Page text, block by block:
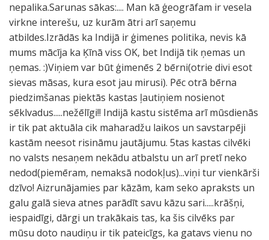
nepalika.Sarunas sākas:.... Man kā ģeogrāfam ir vesela
virkne interešu, uz kurām ātri arī saņemu
atbildes.Izrādās ka Indijā ir ģimenes politika, nevis kā
mums mācīja ka Ķīnā viss OK, bet Indijā tik ņemas un
ņemas. :)Viņiem var būt ģimenēs 2 bērni(otrie divi esot
sievas māsas, kura esot jau mirusi). Pēc otrā bērna
piedzimšanas piektās kastas ļautiņiem nosienot
sēklvadus.....nežēlīgi!! Indijā kastu sistēma arī mūsdienās
ir tik pat aktuāla cik maharadžu laikos un savstarpēji
kastām neesot risināmu jautājumu. 5tas kastas cilvēki
no valsts nesaņem nekādu atbalstu un arī pretī neko
nedod(piemēram, nemaksā nodokļus)...viņi tur vienkārši
dzīvo! Aizrunājamies par kāzām, kam seko apraksts un
galu galā sieva atnes parādīt savu kāzu sari.....krāšņi,
iespaidīgi, dārgi un trakākais tas, ka šis cilvēks par
mūsu doto naudiņu ir tik pateicīgs, ka gatavs vienu no